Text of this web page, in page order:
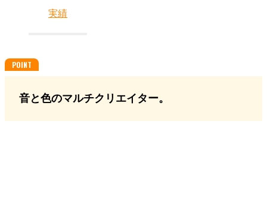
実績
音と色のマルチクリエイター。